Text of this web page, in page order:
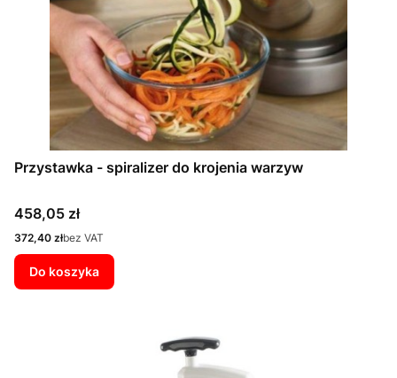
Przystawka - spiralizer do krojenia warzyw
Cena
458,05 zł
Cena
372,40 złbez VAT
Do koszyka